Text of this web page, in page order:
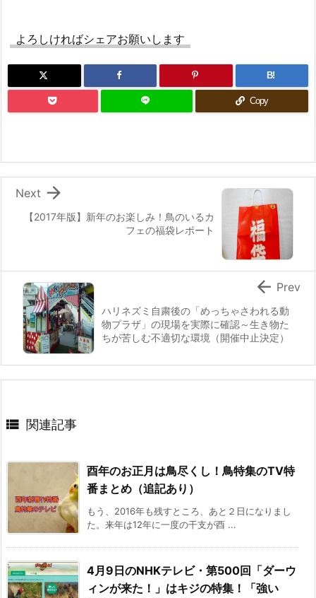
よろしければシェアお願いします
B!
Copy
【2017年版】新年のお楽しみ！鳥のいるカ
フェの福袋レポート

Next
ハリネズミ自粛後の「めっちゃさわれる動
物プラザ」の現場を実際に確認～生き物た
ちが苦しむ不適切な環境（開催中止決定）
 Prev
 関連記事
酉年のお正月は鳥尽くし！鳥特集のTV特
番まとめ（追記あり）
もう、2016年も残すところ、あと２日になりまし
た。来年は12年に一度の干支が酉 ...
4月9日のNHKテレビ・第500回「ダーウ
ィンが来た！」はキジの特集！「強い